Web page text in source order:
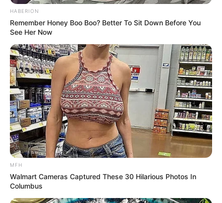
HABERION
Remember Honey Boo Boo? Better To Sit Down Before You
See Her Now
MFH
Walmart Cameras Captured These 30 Hilarious Photos In
Columbus